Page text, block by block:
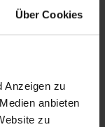
Über Cookies
Anzeigen zu
anbieten
zu
RAL